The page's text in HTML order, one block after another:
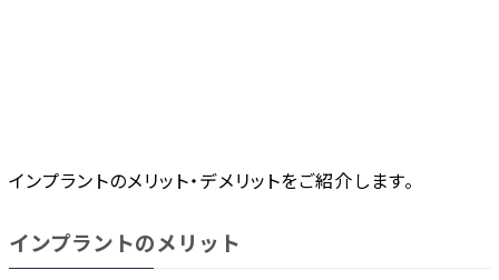
インプラントのメリット・デメリットをご紹介します。
インプラントのメリット